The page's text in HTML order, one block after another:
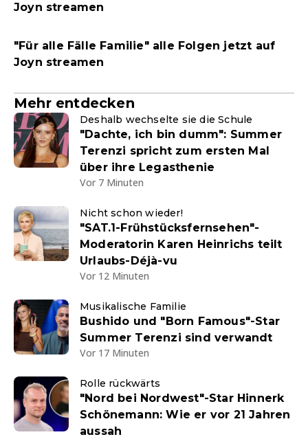
Joyn streamen
"Für alle Fälle Familie" alle Folgen jetzt auf
Joyn streamen
Mehr entdecken
Deshalb wechselte sie die Schule
"Dachte, ich bin dumm": Summer
Terenzi spricht zum ersten Mal
über ihre Legasthenie
Vor 7 Minuten
Nicht schon wieder!
"SAT.1-Frühstücksfernsehen"-
Moderatorin Karen Heinrichs teilt
Urlaubs-Déjà-vu
Vor 12 Minuten
Musikalische Familie
Bushido und "Born Famous"-Star
Summer Terenzi sind verwandt
Vor 17 Minuten
Rolle rückwärts
"Nord bei Nordwest"-Star Hinnerk
Schönemann: Wie er vor 21 Jahren
aussah